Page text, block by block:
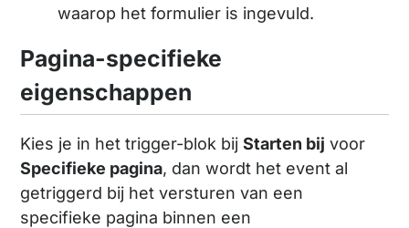
waarop het formulier is ingevuld.
Pagina-specifieke
eigenschappen
Kies je in het trigger-blok bijStarten bij voor
Specifieke pagina, dan wordt het event al
getriggerd bij het versturen van een
specifieke pagina binnen een